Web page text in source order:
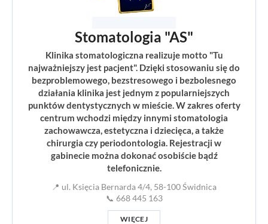
Stomatologia "AS"
Klinika stomatologiczna realizuje motto "Tu
najważniejszy jest pacjent". Dzięki stosowaniu się do
bezproblemowego, bezstresowego i bezbolesnego
działania klinika jest jednym z popularniejszych
punktów dentystycznych w mieście. W zakres oferty
centrum wchodzi między innymi stomatologia
zachowawcza, estetyczna i dziecięca, a także
chirurgia czy periodontologia. Rejestracji w
gabinecie można dokonać osobiście bądź
telefonicznie.
📍 ul. Księcia Bernarda 4/4, 58-100 Świdnica
📞 668 445 163
WIĘCEJ